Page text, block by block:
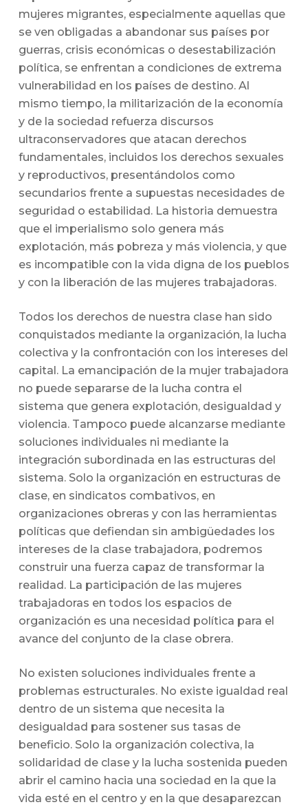
mujeres migrantes, especialmente aquellas que
se ven obligadas a abandonar sus países por
guerras, crisis económicas o desestabilización
política, se enfrentan a condiciones de extrema
vulnerabilidad en los países de destino. Al
mismo tiempo, la militarización de la economía
y de la sociedad refuerza discursos
ultraconservadores que atacan derechos
fundamentales, incluidos los derechos sexuales
y reproductivos, presentándolos como
secundarios frente a supuestas necesidades de
seguridad o estabilidad. La historia demuestra
que el imperialismo solo genera más
explotación, más pobreza y más violencia, y que
es incompatible con la vida digna de los pueblos
y con la liberación de las mujeres trabajadoras.
Todos los derechos de nuestra clase han sido
conquistados mediante la organización, la lucha
colectiva y la confrontación con los intereses del
capital. La emancipación de la mujer trabajadora
no puede separarse de la lucha contra el
sistema que genera explotación, desigualdad y
violencia. Tampoco puede alcanzarse mediante
soluciones individuales ni mediante la
integración subordinada en las estructuras del
sistema. Solo la organización en estructuras de
clase, en sindicatos combativos, en
organizaciones obreras y con las herramientas
políticas que defiendan sin ambigüedades los
intereses de la clase trabajadora, podremos
construir una fuerza capaz de transformar la
realidad. La participación de las mujeres
trabajadoras en todos los espacios de
organización es una necesidad política para el
avance del conjunto de la clase obrera.
No existen soluciones individuales frente a
problemas estructurales. No existe igualdad real
dentro de un sistema que necesita la
desigualdad para sostener sus tasas de
beneficio. Solo la organización colectiva, la
solidaridad de clase y la lucha sostenida pueden
abrir el camino hacia una sociedad en la que la
vida esté en el centro y en la que desaparezcan